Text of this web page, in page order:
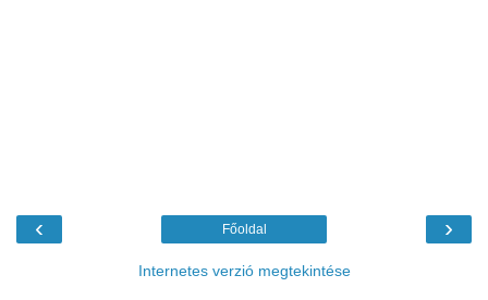
‹ ›
Főoldal
Internetes verzió megtekintése